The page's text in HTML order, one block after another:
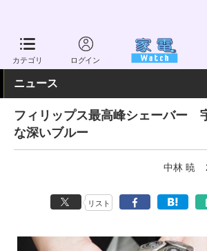
カテゴリ ログイン
家電 Watch ヘルスケア シェーバー 電
ニュース
フィリップス最高峰シェーバー
な深いブルー
中林 暁
リスト